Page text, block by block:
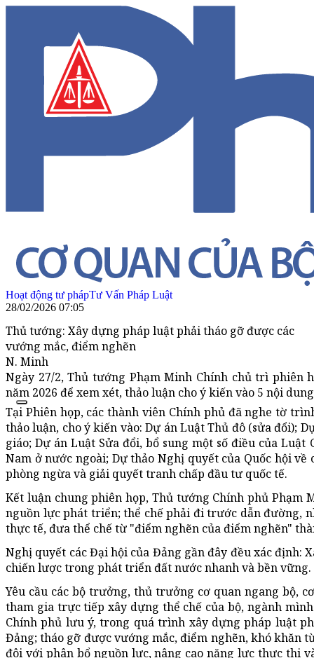
Hoạt động tư phápTư Vấn Pháp Luật
28/02/2026 07:05
Thủ tướng: Xây dựng pháp luật phải tháo gỡ được các
vướng mắc, điểm nghẽn
N. Minh
Ngày 27/2, Thủ tướng Phạm Minh Chính chủ trì phiên
năm 2026 để xem xét, thảo luận cho ý kiến vào 5 nội
Tại Phiên họp, các thành viên Chính phủ đã nghe tờ
thảo luận, cho ý kiến vào: Dự án Luật Thủ đô (sửa đổi);
giáo; Dự án Luật Sửa đổi, bổ sung một số điều của
Nam ở nước ngoài; Dự thảo Nghị quyết của Quốc hội
phòng ngừa và giải quyết tranh chấp đầu tư quốc tế.
Kết luận chung phiên họp, Thủ tướng Chính phủ Phạm
nguồn lực phát triển; thể chế phải đi trước dẫn đường,
thực tế, đưa thể chế từ "điểm nghẽn của điểm nghẽn"
Nghị quyết các Đại hội của Đảng gần đây đều xác định:
chiến lược trong phát triển đất nước nhanh và bền vững.
Yêu cầu các bộ trưởng, thủ trưởng cơ quan ngang bộ,
tham gia trực tiếp xây dựng thể chế của bộ, ngành
Chính phủ lưu ý, trong quá trình xây dựng pháp luật
Đảng; tháo gỡ được vướng mắc, điểm nghẽn, khó khăn
đôi với phân bổ nguồn lực, nâng cao năng lực thực thi